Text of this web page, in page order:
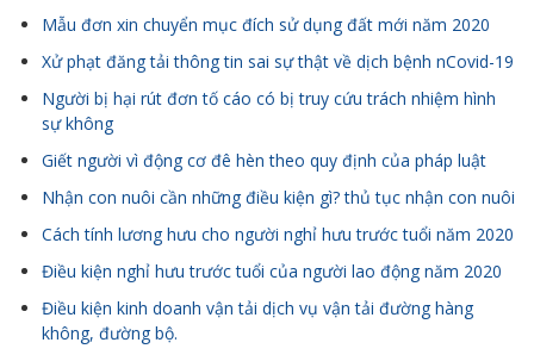
Mẫu đơn xin chuyển mục đích sử dụng đất mới năm 2020
Xử phạt đăng tải thông tin sai sự thật về dịch bệnh nCovid-19
Người bị hại rút đơn tố cáo có bị truy cứu trách nhiệm hình
sự không
Giết người vì động cơ đê hèn theo quy định của pháp luật
Nhận con nuôi cần những điều kiện gì? thủ tục nhận con nuôi
Cách tính lương hưu cho người nghỉ hưu trước tuổi năm 2020
Điều kiện nghỉ hưu trước tuổi của người lao động năm 2020
Điều kiện kinh doanh vận tải dịch vụ vận tải đường hàng
không, đường bộ.